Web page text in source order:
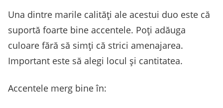
Una dintre marile calități ale acestui duo este că
suportă foarte bine accentele. Poți adăuga
culoare fără să simți că strici amenajarea.
Important este să alegi locul și cantitatea.
Accentele merg bine în: